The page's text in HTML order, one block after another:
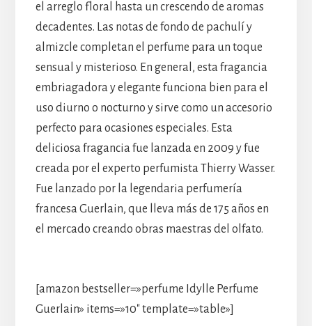
el arreglo floral hasta un crescendo de aromas
decadentes. Las notas de fondo de pachulí y
almizcle completan el perfume para un toque
sensual y misterioso. En general, esta fragancia
embriagadora y elegante funciona bien para el
uso diurno o nocturno y sirve como un accesorio
perfecto para ocasiones especiales. Esta
deliciosa fragancia fue lanzada en 2009 y fue
creada por el experto perfumista Thierry Wasser.
Fue lanzado por la legendaria perfumería
francesa Guerlain, que lleva más de 175 años en
el mercado creando obras maestras del olfato.
[amazon bestseller=»perfume Idylle Perfume
Guerlain» items=»10″ template=»table»]